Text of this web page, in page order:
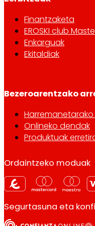
Finantzaketa
EROSKI club
Enkarguak
Ekitaldiak
Bezeroarentzako
Onlineko dendak
Produktuak
Ordaintzeko moduak
Segurtasuna eta